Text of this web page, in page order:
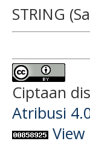
STRING
Ciptaan
Atribusi